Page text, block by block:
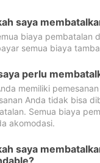
saya
biaya pembatalan
semua biaya
perlu
memiliki
Anda tidak bisa
Semua biaya
akomodasi.
saya